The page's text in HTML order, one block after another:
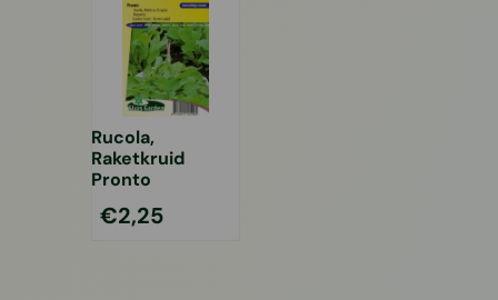
Rucola,
Raketkruid
Pronto
€2,25